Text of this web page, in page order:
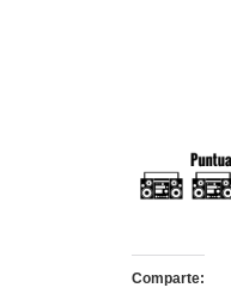
Comparte: